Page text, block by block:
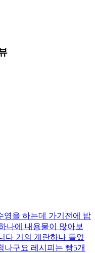
영을 하는데 가기전에 밥
나에 내용물이 많아보
다 거의 계란하나 들었
나구요 레시피는 빵5개